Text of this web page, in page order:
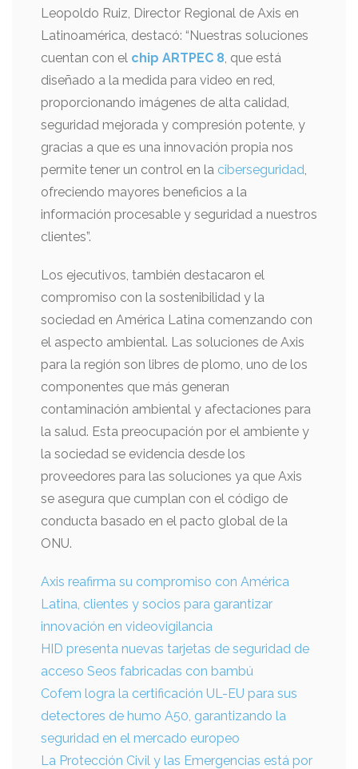
Leopoldo Ruiz, Director Regional de Axis en
Latinoamérica, destacó: “Nuestras soluciones
cuentan con el chip ARTPEC 8, que está
diseñado a la medida para video en red,
proporcionando imágenes de alta calidad,
seguridad mejorada y compresión potente, y
gracias a que es una innovación propia nos
permite tener un control en la ciberseguridad,
ofreciendo mayores beneficios a la
información procesable y seguridad a nuestros
clientes”.
Los ejecutivos, también destacaron el
compromiso con la sostenibilidad y la
sociedad en América Latina comenzando con
el aspecto ambiental. Las soluciones de Axis
para la región son libres de plomo, uno de los
componentes que más generan
contaminación ambiental y afectaciones para
la salud. Esta preocupación por el ambiente y
la sociedad se evidencia desde los
proveedores para las soluciones ya que Axis
se asegura que cumplan con el código de
conducta basado en el pacto global de la
ONU.
Axis reafirma su compromiso con América
Latina, clientes y socios para garantizar
innovación en videovigilancia
HID presenta nuevas tarjetas de seguridad de
acceso Seos fabricadas con bambú
Cofem logra la certificación UL-EU para sus
detectores de humo A50, garantizando la
seguridad en el mercado europeo
La Protección Civil y las Emergencias está por